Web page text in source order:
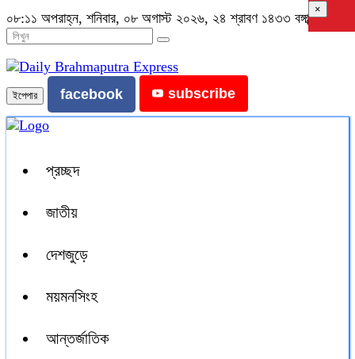
০৮:১১ অপরাহ্ন, শনিবার, ০৮ অগাস্ট ২০২৬, ২৪ শ্রাবণ ১৪৩৩ বঙ্গাব্দ
ইপেপার facebook subscribe
প্রচ্ছদ
জাতীয়
দেশজুড়ে
ময়মনসিংহ
আন্তর্জাতিক
×